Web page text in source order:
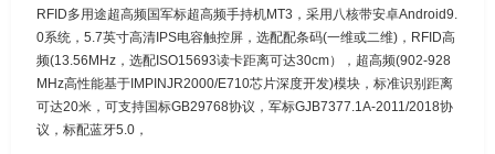
RFID多用途超高频国军标超高频手持机MT3，采用八核带安卓Android9.
0系统，5.7英寸高清IPS电容触控屏，选配配条码(一维或二维)，RFID高
频(13.56MHz，选配ISO15693读卡距离可达30cm），超高频(902-928
MHz高性能基于IMPINJR2000/E710芯片深度开发)模块，标准识别距离
可达20米，可支持国标GB29768协议，军标GJB7377.1A-2011/2018协
议，标配蓝牙5.0，